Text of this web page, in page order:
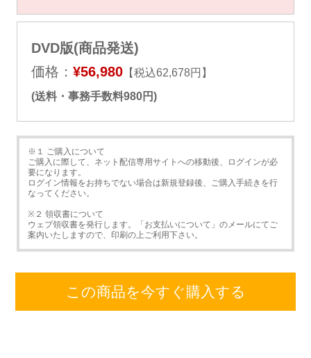
DVD版(商品発送)
価格： ¥56,980【税込62,678円】
(送料・事務手数料980円)
※１ ご購入について
ご購入に際して、ネット配信専用サイトへの移動後、ログインが必
要になります。
ログイン情報をお持ちでない場合は新規登録後、ご購入手続きを行
なってください。
※２ 領収書について
ウェブ領収書を発行します。「お支払いについて」のメールにてご
案内いたしますので、印刷の上ご利用下さい。
この商品を今すぐ購入する